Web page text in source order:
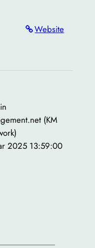
Website
(KM
2025 13:59:00